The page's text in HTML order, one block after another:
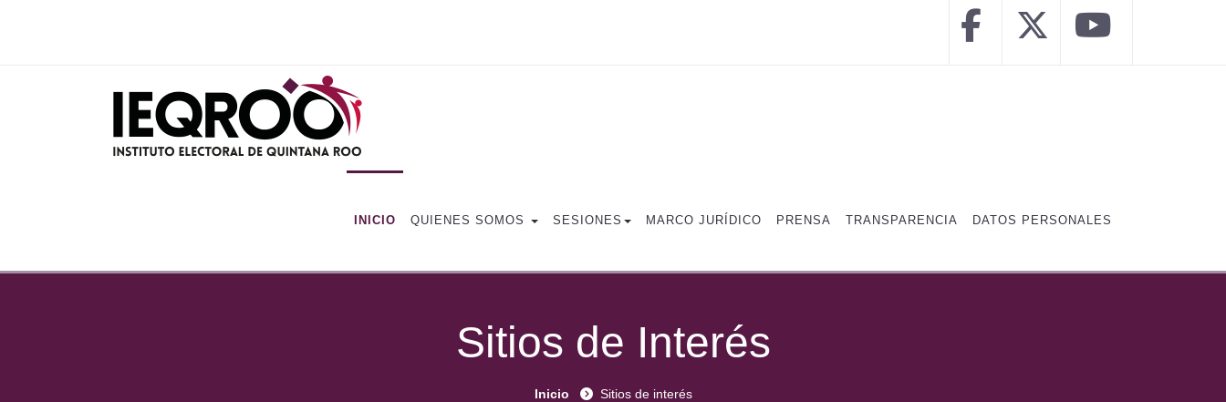
INICIO QUIENES SOMOS SESIONES MARCO JURÍDICO PRENSA TRANSPARENCIA DATOS PERSONALES
Sitios de Interés
Inicio Sitios de interés